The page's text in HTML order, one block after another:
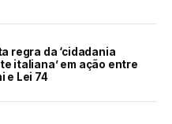
regra da ‘cidadania
italiana’ em ação entre
e Lei 74